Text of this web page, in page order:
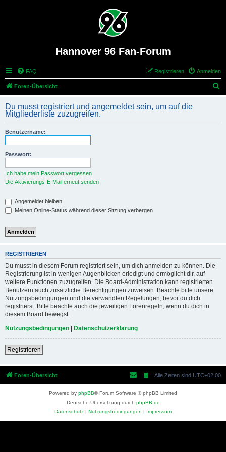
Hannover 96 Fan-Forum
FAQ Anmelden
Registrieren
Foren-Übersicht
h
Du musst registriert und angemeldet sein, um auf die
Mitgliederliste zuzugreifen.
Benutzername:
Passwort:
Ich habe mein Passwort vergessen
Die Aktivierungs-E-Mail erneut senden
Angemeldet bleiben
Meinen Online-Status während dieser Sitzung verbergen
REGISTRIEREN
Du musst in diesem Forum registriert sein, um dich anmelden zu können. Die
Registrierung ist in wenigen Augenblicken erledigt und ermöglicht dir, auf
weitere Funktionen zuzugreifen. Die Board-Administration kann registrierten
Benutzern auch zusätzliche Berechtigungen zuweisen. Beachte bitte unsere
Nutzungsbedingungen und die verwandten Regelungen, bevor du dich
registrierst. Bitte beachte auch die jeweiligen Forenregeln, wenn du dich in
diesem Board bewegst.
Nutzungsbedingungen | Datenschutzerklärung
Registrieren
Foren-Übersicht Alle Zeiten sind UTC+02:00
Powered by phpBB® Forum Software © phpBB Limited
Deutsche Übersetzung durch phpBB.de
Datenschutz | Nutzungsbedingungen | Impressum